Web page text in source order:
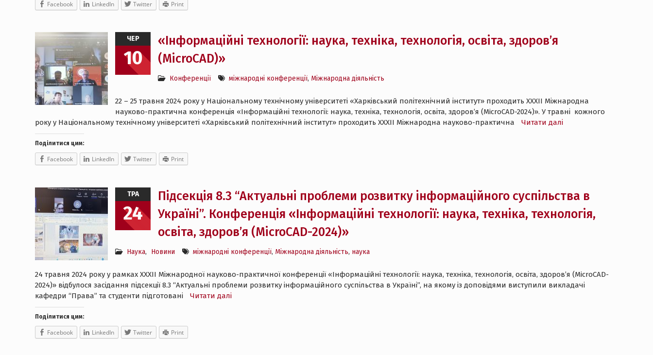
Facebook LinkedIn Twitter Print
ЧЕР
10
«Інформаційні технології: наука, техніка, технологія, освіта, здоров’я
(MicroCAD)»
Конференції міжнародні конференції, Міжнародна діяльність
22 – 25 травня 2024 року у Національному технічному університеті «Харківський політехнічний інститут» проходить XXXII Міжнародна
науково-практична конференція «Інформаційні технології: наука, техніка, технологія, освіта, здоров’я (MicroCAD-2024)». У травні кожного
року у Національному технічному університеті «Харківський політехнічний інститут» проходить XXXII Міжнародна науково-практична
Читати далі
Поділитися цим:
Facebook LinkedIn Twitter Print
ТРА
24
Підсекція 8.3 “Актуальні проблеми розвитку інформаційного суспільства в
Україні”. Конференція «Інформаційні технології: наука, техніка, технологія,
освіта, здоров’я (MicroCAD-2024)»
Наука, Новини міжнародні конференції, Міжнародна діяльність, наука
24 травня 2024 року у рамках XXXII Міжнародної науково-практичної конференції «Інформаційні технології: наука, техніка, технологія, освіта, здоров’я (MicroCAD-
2024)» відбулося засідання підсекції 8.3 “Актуальні проблеми розвитку інформаційного суспільства в Україні”, на якому із доповідями виступили викладачі
кафедри “Права” та студенти підготовані
Читати далі
Поділитися цим:
Facebook LinkedIn Twitter Print